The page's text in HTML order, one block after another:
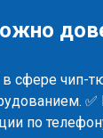
сфере чип-
по